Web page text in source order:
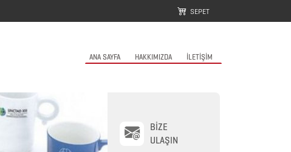
SEPET
ANA SAYFA HAKKIMIZDA İLETİŞİM
BİZE
ULAŞIN